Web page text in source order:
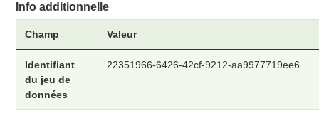
Info additionnelle
Champ Valeur
Identifiant
du jeu de
données
22351966-6426-42cf-9212-aa9977719ee6